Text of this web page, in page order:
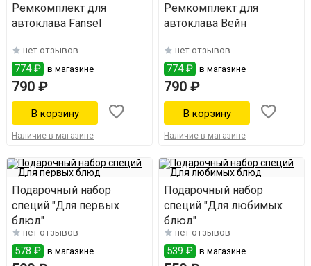
Ремкомплект для
автоклава Fansel
нет отзывов
774 ₽ в магазине
790 ₽
Наличие в магазине
Ремкомплект для
автоклава Вейн
нет отзывов
774 ₽ в магазине
790 ₽
Наличие в магазине
Подарочный набор
специй "Для первых
блюд"
нет отзывов
578 ₽ в магазине
Подарочный набор
специй "Для любимых
блюд"
нет отзывов
539 ₽ в магазине